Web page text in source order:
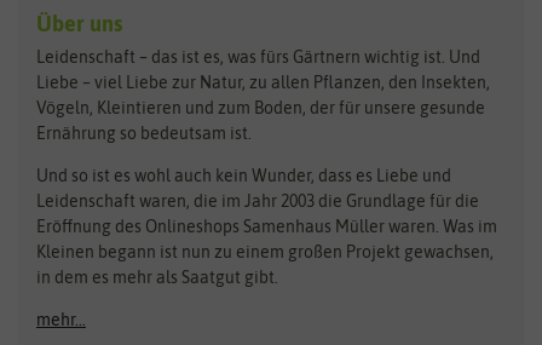
Kräutersamen
Obstsamen
Pilzbrut
Rasensamen
Steckzwiebeln
Zimmer & Kübelpflanzen
Kataloge
Schnäppchen
Anzucht & Gartenzubehör
Anzuchtschalen
Benary
Bingenheimer Saatgut
Bionana
BIOWOL
Blumicorn
Bûten Birds
Dürr-Samen
Feldsaaten Freudenberger
Fertil
Flora Elite
Über uns
Leidenschaft – das ist es, was fürs Gärtnern wichtig ist. Und
Liebe – viel Liebe zur Natur, zu allen Pflanzen, den Insekten,
Vögeln, Kleintieren und zum Boden, der für unsere gesunde
Ernährung so bedeutsam ist.
Und so ist es wohl auch kein Wunder, dass es Liebe und
Leidenschaft waren, die im Jahr 2003 die Grundlage für die
Eröffnung des Onlineshops Samenhaus Müller waren. Was im
Kleinen begann ist nun zu einem großen Projekt gewachsen,
in dem es mehr als Saatgut gibt.
mehr...